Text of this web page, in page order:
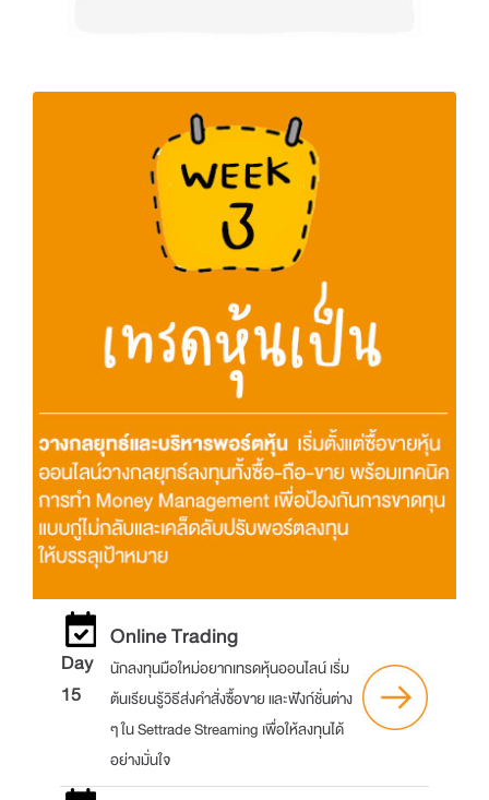
Day
15
Online Trading
นักลงทุนมือใหม่อยากเทรดหุ้นออนไลน์ เริ่ม
ต้นเรียนรู้วิธีส่งคำสั่งซื้อขาย และฟังก์ชั่นต่าง
ๆ ใน Settrade Streaming เพื่อให้ลงทุนได้
อย่างมั่นใจ